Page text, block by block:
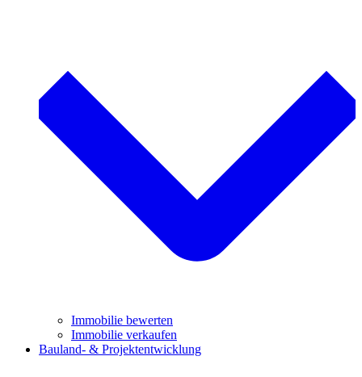
Immobilie bewerten
Immobilie verkaufen
Bauland- & Projektentwicklung